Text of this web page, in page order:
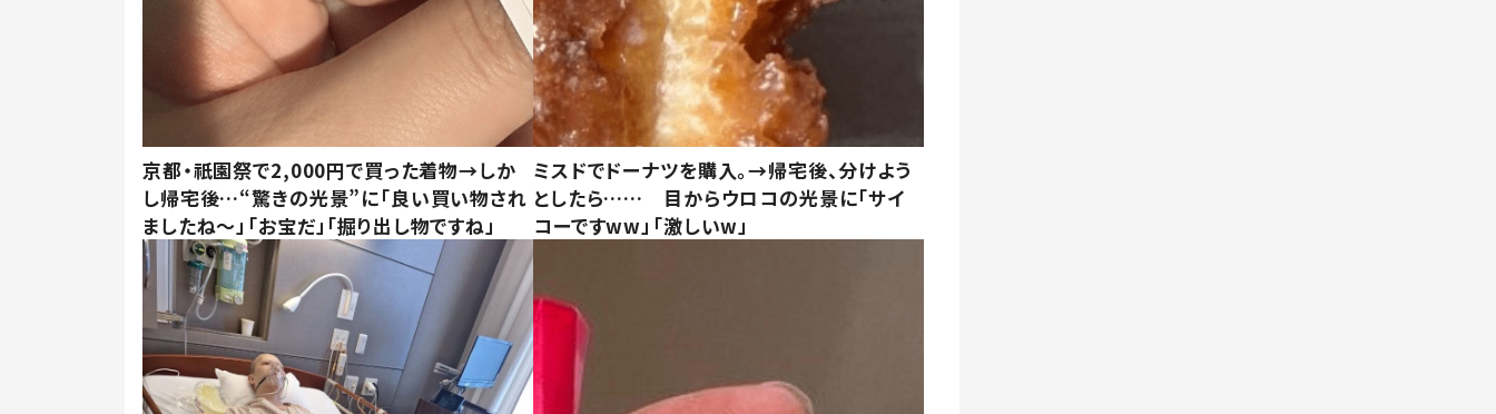
京都・祇園祭で2,000円で買った着物→しか
し帰宅後…“驚きの光景”に「良い買い物され
ましたね～」「お宝だ」「掘り出し物ですね」
ミスドでドーナツを購入。→帰宅後、分けよう
としたら…… 目からウロコの光景に「サイ
コーですww」「激しいw」